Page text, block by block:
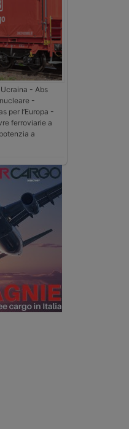
- Abs
-
per l’Europa -
ferroviarie a
a